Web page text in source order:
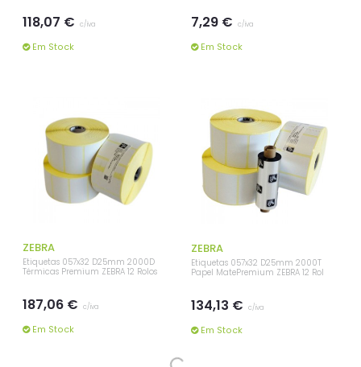
118,07 € c/iva
Em Stock
7,29 € c/iva
Em Stock
ZEBRA
Etiquetas 057x32 D25mm 2000D
Térmicas Premium ZEBRA 12 Rolos
187,06 € c/iva
Em Stock
ZEBRA
Etiquetas 057x32 D25mm 2000T
Papel MatePremium ZEBRA 12 Rol
134,13 € c/iva
Em Stock